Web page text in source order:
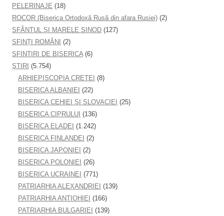
PELERINAJE (18)
ROCOR (Biserica Ortodoxă Rusă din afara Rusiei) (2)
SFÂNTUL ȘI MARELE SINOD (127)
SFINȚI ROMÂNI
(2)
SFINTIRI DE BISERICA (6)
ŞTIRI (5.754)
ARHIEPISCOPIA CRETEI (8)
BISERICA ALBANIEI (22)
BISERICA CEHIEI ŞI SLOVACIEI (25)
BISERICA CIPRULUI (136)
BISERICA ELADEI (1.242)
BISERICA FINLANDEI (2)
BISERICA JAPONIEI (2)
BISERICA POLONIEI (26)
BISERICA UCRAINEI (771)
PATRIARHIA ALEXANDRIEI (139)
PATRIARHIA ANTIOHIEI (166)
PATRIARHIA BULGARIEI (139)